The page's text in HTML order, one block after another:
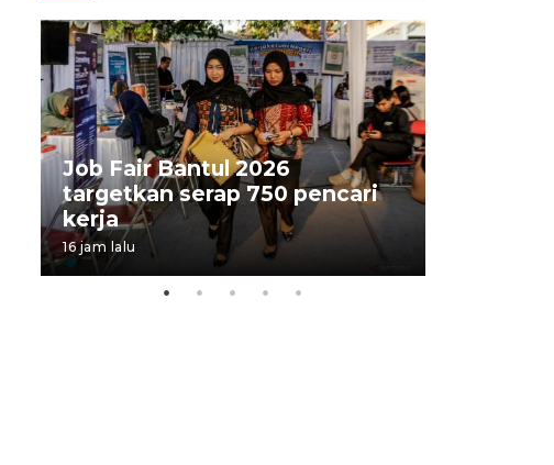
Job Fair Bantul 2026
targetkan serap 750 pencari
kerja
16 jam lalu